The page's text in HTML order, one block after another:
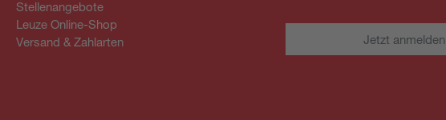
Stellenangebote
Leuze Online-Shop
Versand & Zahlarten
Jetzt anmelden